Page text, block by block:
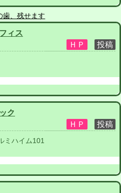
歯、残せます
ィス
ク
ミハイム101